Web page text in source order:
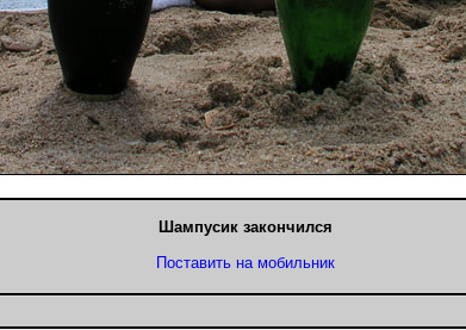
Шампусик закончился
Поставить на мобильник